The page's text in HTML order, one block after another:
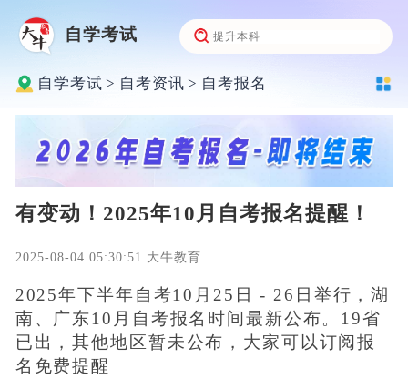
自学考试
自学考试 > 自考资讯 > 自考报名
有变动！2025年10月自考报名提醒！
2025-08-04 05:30:51 大牛教育
2025年下半年自考10月25日 - 26日举行，湖
南、广东10月自考报名时间最新公布。19省
已出，其他地区暂未公布，大家可以订阅报
名免费提醒